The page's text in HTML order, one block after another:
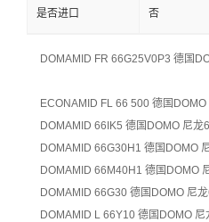
是否进口 否
DOMAMID FR 66G25V0P3 德国
ECONAMID FL 66 500 德国DOMO
DOMAMID 66IK5 德国DOMO 尼龙
DOMAMID 66G30H1 德国DOMO
DOMAMID 66M40H1 德国DOMO
DOMAMID 66G30 德国DOMO 尼
DOMAMID L 66Y10 德国DOMO 尼